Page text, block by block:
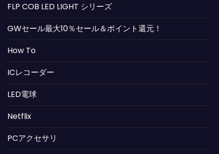
FLP COB LED LIGHT シリーズ
GWセール最大10％セール＆ポイント還元！
How To
ICレコーダー
LED電球
Netflix
PCアクセサリ